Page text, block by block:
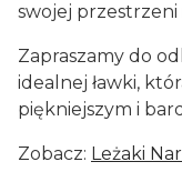
swojej przestrzeni
Zapraszamy do
idealnej ławki,
piękniejszym i
Zobacz: Leżaki